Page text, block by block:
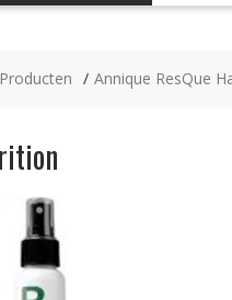
Producten Annique ResQue